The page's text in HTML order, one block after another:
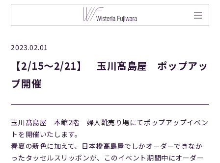
2023.02.01
【2/15～2/21】 玉川髙島屋 ポップアッ
プ開催
玉川髙島屋 本館2階 婦人靴売り場にてポップアップイベン
トを開催いたします。
春夏の新色に加えて、日本橋髙島屋でしかオーダーできなか
ったタッセルスリッポンが、このイベント期間中にオーダー